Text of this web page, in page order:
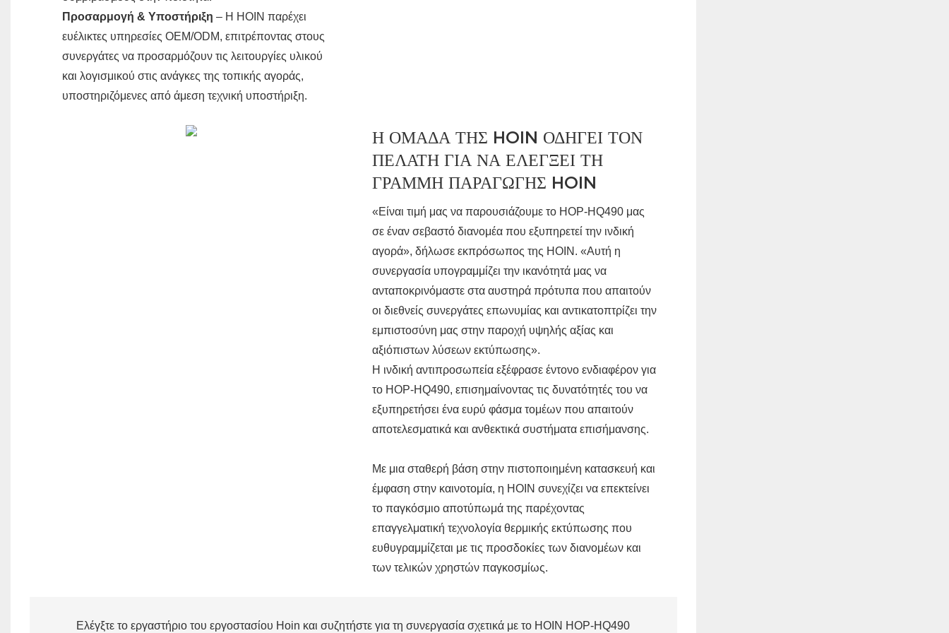
Προσαρμογή & Υποστήριξη – Η HOIN παρέχει
ευέλικτες υπηρεσίες OEM/ODM, επιτρέποντας στους
συνεργάτες να προσαρμόζουν τις λειτουργίες υλικού
και λογισμικού στις ανάγκες της τοπικής αγοράς,
υποστηριζόμενες από άμεση τεχνική υποστήριξη.
Η ΟΜΆΔΑ ΤΗΣ HOIN ΟΔΗΓΕΙ ΤΟΝ
ΠΕΛΆΤΗ ΓΙΑ ΝΑ ΕΛΕΓΞΕΙ ΤΗ
ΓΡΑΜΜΗ ΠΑΡΑΓΩΓΗΣ HOIN
«Είναι τιμή μας να παρουσιάζουμε το HOP-HQ490 μας
σε έναν σεβαστό διανομέα που εξυπηρετεί την ινδική
αγορά», δήλωσε εκπρόσωπος της HOIN. «Αυτή η
συνεργασία υπογραμμίζει την ικανότητά μας να
ανταποκρινόμαστε στα αυστηρά πρότυπα που απαιτούν
οι διεθνείς συνεργάτες επωνυμίας και αντικατοπτρίζει την
εμπιστοσύνη μας στην παροχή υψηλής αξίας και
αξιόπιστων λύσεων εκτύπωσης».
Η ινδική αντιπροσωπεία εξέφρασε έντονο ενδιαφέρον για
το HOP-HQ490, επισημαίνοντας τις δυνατότητές του να
εξυπηρετήσει ένα ευρύ φάσμα τομέων που απαιτούν
αποτελεσματικά και ανθεκτικά συστήματα επισήμανσης.
Με μια σταθερή βάση στην πιστοποιημένη κατασκευή και
έμφαση στην καινοτομία, η HOIN συνεχίζει να επεκτείνει
το παγκόσμιο αποτύπωμά της παρέχοντας
επαγγελματική τεχνολογία θερμικής εκτύπωσης που
ευθυγραμμίζεται με τις προσδοκίες των διανομέων και
των τελικών χρηστών παγκοσμίως.
Ελέγξτε το εργαστήριο του εργοστασίου Hoin και συζητήστε για τη συνεργασία σχετικά με το HOIN HOP-HQ490